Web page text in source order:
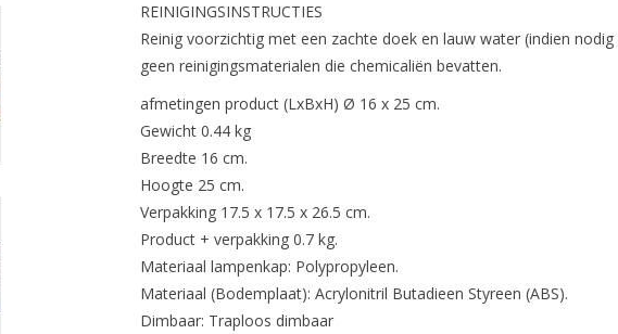
REINIGINGSINSTRUCTIES
Reinig voorzichtig met een zachte doek en lauw water (indien
geen reinigingsmaterialen die chemicaliën bevatten.
afmetingen product (LxBxH) Ø 16 x 25 cm.
Gewicht 0.44 kg
Breedte 16 cm.
Hoogte 25 cm.
Verpakking 17.5 x 17.5 x 26.5 cm.
Product + verpakking 0.7 kg.
Materiaal lampenkap: Polypropyleen.
Materiaal (Bodemplaat): Acrylonitril Butadieen Styreen (ABS).
Dimbaar: Traploos dimbaar